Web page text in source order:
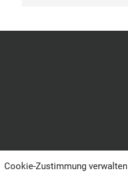
Cookie-Zustimmung verwalten